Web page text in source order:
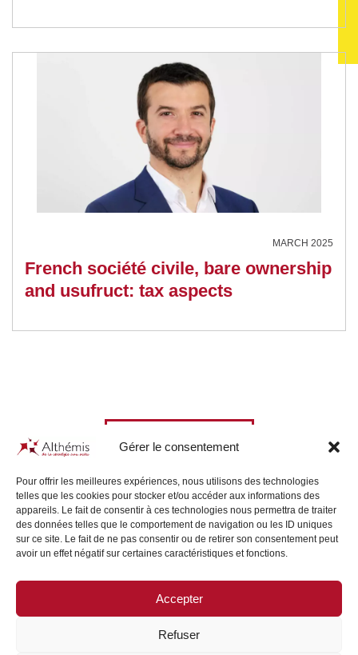
Gérer le consentement
Pour offrir les meilleures expériences, nous utilisons des technologies
telles que les cookies pour stocker et/ou accéder aux informations des
appareils. Le fait de consentir à ces technologies nous permettra de traiter
des données telles que le comportement de navigation ou les ID uniques
sur ce site. Le fait de ne pas consentir ou de retirer son consentement peut
avoir un effet négatif sur certaines caractéristiques et fonctions.
Accepter
Refuser
MARCH 2025
French société civile, bare ownership
and usufruct: tax aspects